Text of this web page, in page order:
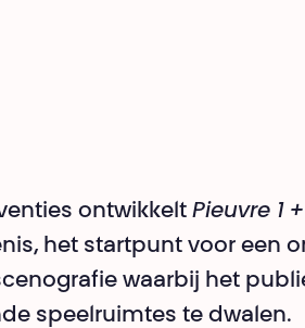
ontwikkelt Pieuvre 1
het startpunt voor een
waarbij het
speelruimtes te dwalen.